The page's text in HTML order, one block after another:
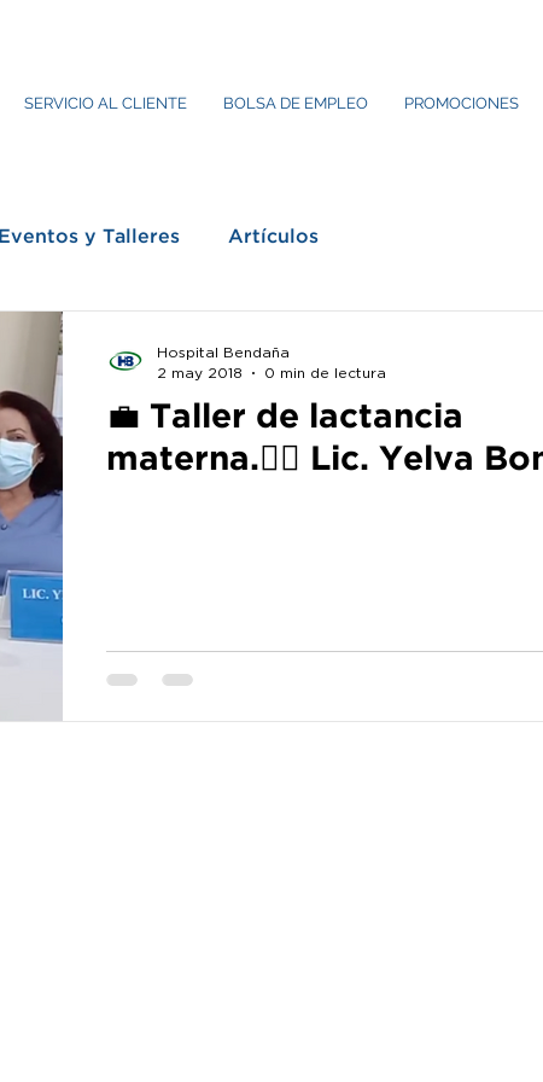
SERVICIO AL CLIENTE BOLSA DE EMPLEO PROMOCIONES
Eventos y Talleres Artículos
💼 Taller de lactancia
materna.👨‍⚕️ Lic. Yelva
Hospital Bendaña
2 may 2018
0 min de lectura